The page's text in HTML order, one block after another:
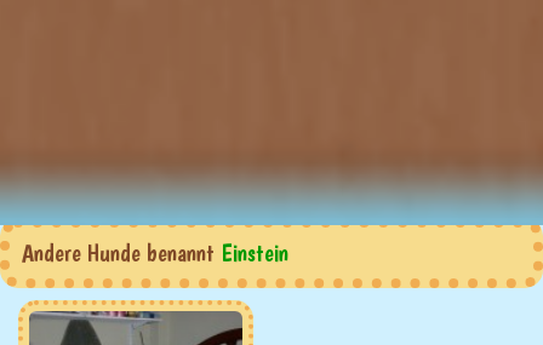
Andere Hunde benannt Einstein